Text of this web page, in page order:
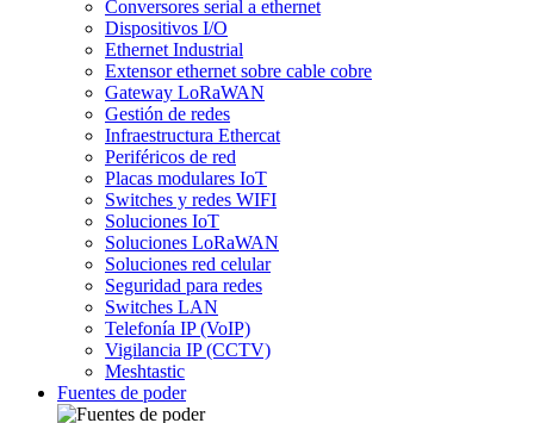
Conversores serial a ethernet
Dispositivos I/O
Ethernet Industrial
Extensor ethernet sobre cable cobre
Gateway LoRaWAN
Gestión de redes
Infraestructura Ethercat
Periféricos de red
Placas modulares IoT
Switches y redes WIFI
Soluciones IoT
Soluciones LoRaWAN
Soluciones red celular
Seguridad para redes
Switches LAN
Telefonía IP (VoIP)
Vigilancia IP (CCTV)
Meshtastic
Fuentes de poder